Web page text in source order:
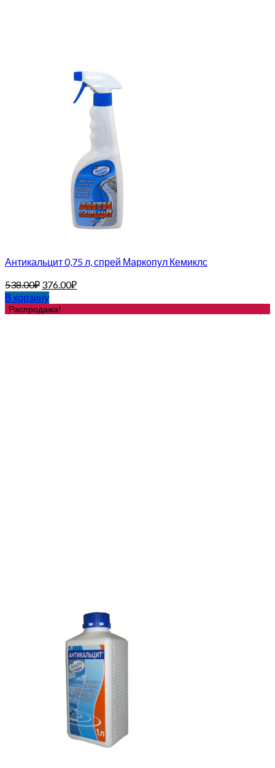
Антикальцит 0,75 л, спрей Маркопул Кемиклс
538.00₽ 376.00₽
В корзину
Распродажа!